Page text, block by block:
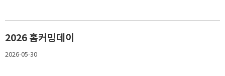
2026 홈커밍데이
2026-05-30